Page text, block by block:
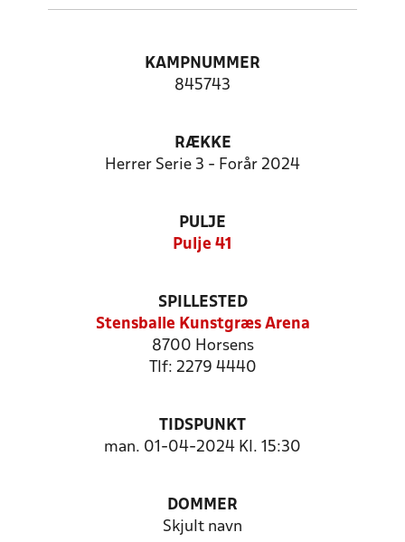
KAMPNUMMER
845743
RÆKKE
Herrer Serie 3 - Forår 2024
PULJE
Pulje 41
SPILLESTED
Stensballe Kunstgræs Arena
8700 Horsens
Tlf: 2279 4440
TIDSPUNKT
man. 01-04-2024 Kl. 15:30
DOMMER
Skjult navn